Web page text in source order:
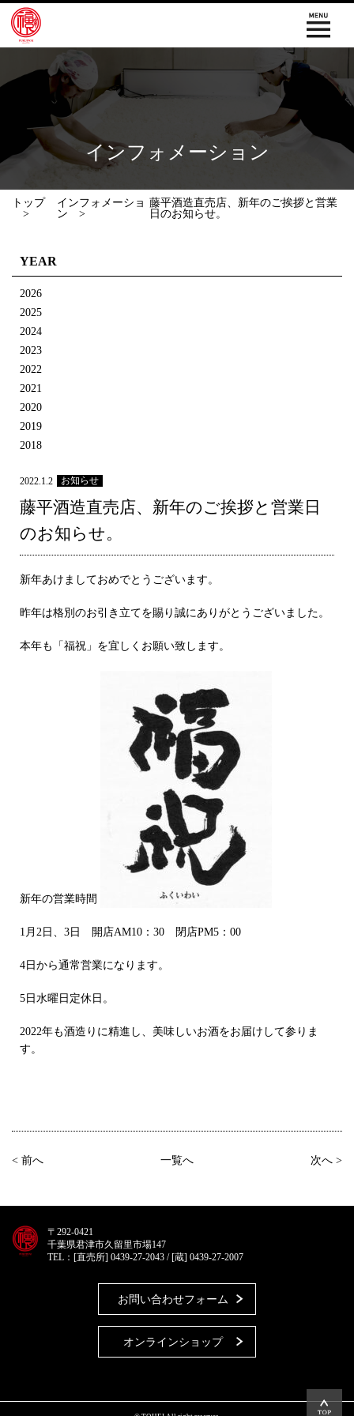
インフォメーション
トップ
インフォメーショ
ン
藤平酒造直売店、新年のご挨拶と営業
日のお知らせ。
YEAR
2026
2025
2024
2023
2022
2021
2020
2019
2018
2022.1.2 お知らせ
藤平酒造直売店、新年のご挨拶と営業日
のお知らせ。
新年あけましておめでとうございます。
昨年は格別のお引き立てを賜り誠にありがとうございました。
本年も「福祝」を宜しくお願い致します。
新年の営業時間
1月2日、3日 開店AM10：30 閉店PM5：00
4日から通常営業になります。
5日水曜日定休日。
2022年も酒造りに精進し、美味しいお酒をお届けして参りま
す。
< 前へ 一覧へ 次へ >
〒292-0421
千葉県君津市久留里市場147
TEL：[直売所] 0439-27-2043 / [蔵] 0439-27-2007
お問い合わせフォーム
オンラインショップ